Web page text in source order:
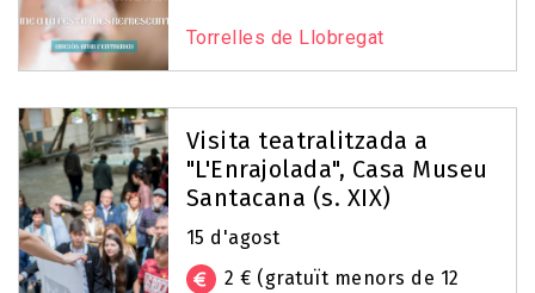
Torrelles de Llobregat
Visita teatralitzada a
"L'Enrajolada", Casa Museu
Santacana (s. XIX)
15 d'agost
2 € (gratuït menors de 12